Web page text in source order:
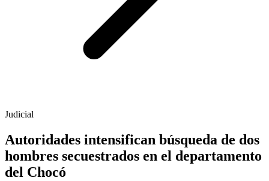
Judicial
Autoridades intensifican búsqueda de dos
hombres secuestrados en el departamento
del Chocó